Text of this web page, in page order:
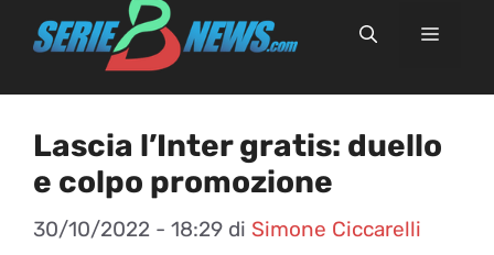
Menu
Lascia l’Inter gratis: duello
e colpo promozione
30/10/2022 - 18:29 di Simone Ciccarelli